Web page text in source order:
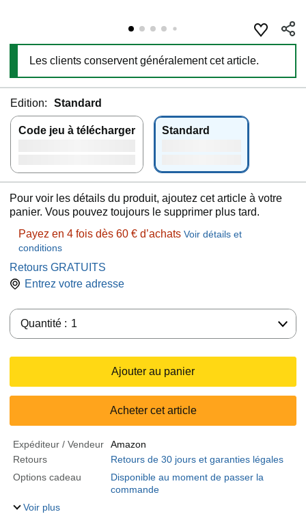
Les clients conservent généralement cet article.
Edition: Standard
Code jeu à télécharger Standard
Pour voir les détails du produit, ajoutez cet article à votre
panier. Vous pouvez toujours le supprimer plus tard.
Payez en 4 fois dès 60 € d’achats Voir détails et
conditions
Retours GRATUITS
Entrez votre adresse
Quantité : 1
Ajouter au panier
Acheter cet article
Expéditeur / Vendeur
Amazon
Retours
Retours de 30 jours et garanties légales
Options cadeau
Disponible au moment de passer la
commande
Voir plus